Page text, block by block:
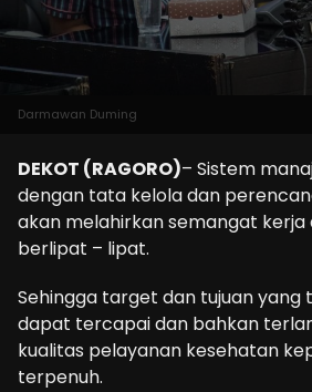
Darmawan Duming
DEKOT (RAGORO)– Sistem
dengan tata kelola dan
akan melahirkan semangat kerja
berlipat – lipat.
Sehingga target dan tujuan yang
dapat tercapai dan bahkan
kualitas pelayanan kesehatan
terpenuh.